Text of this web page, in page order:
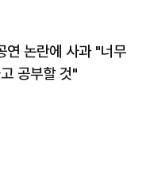
연 논란에 사과 "너무
공부할 것"